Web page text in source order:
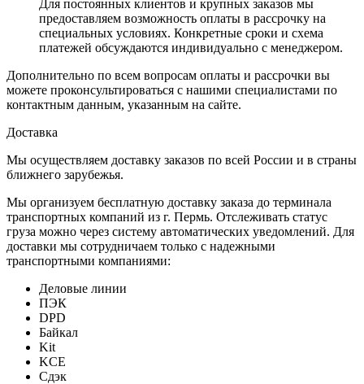
Для постоянных клиентов и крупных заказов мы
предоставляем возможность оплаты в рассрочку на
специальных условиях. Конкретные сроки и схема
платежей обсуждаются индивидуально с менеджером.
Дополнительно по всем вопросам оплаты и рассрочки вы
можете проконсультироваться с нашими специалистами по
контактным данным, указанным на сайте.
Доставка
Мы осуществляем доставку заказов по всей России и в страны
ближнего зарубежья.
Мы организуем бесплатную доставку заказа до терминала
транспортных компаний из г. Пермь. Отслеживать статус
груза можно через систему автоматических уведомлений. Для
доставки мы сотрудничаем только с надежными
транспортными компаниями:
Деловые линии
ПЭК
DPD
Байкал
Kit
KCE
Сдэк